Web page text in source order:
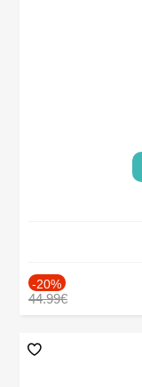
-20%
44.99€